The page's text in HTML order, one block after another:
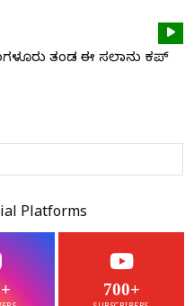
ತಂಡ ಈ ಸಲಾನು ಕಪ್
Platforms
700+